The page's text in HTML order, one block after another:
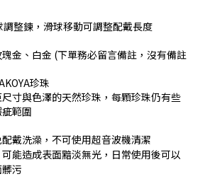
整鍊，滑球移動可調整配戴長度
金、白金 (下單務必留言備註，沒有備註
珍珠
寸與色澤的天然珍珠，每顆珍珠仍有些
範圍
戴洗澡，不可使用超音波機清潔
能造成表面黯淡無光，日常使用後可以
污